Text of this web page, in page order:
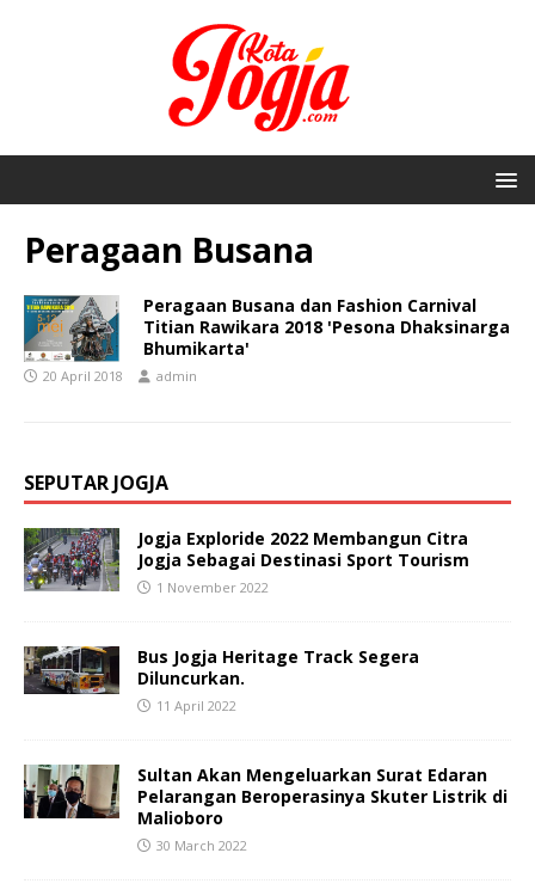
Peragaan Busana
Peragaan Busana dan Fashion Carnival
Titian Rawikara 2018 'Pesona Dhaksinarga
Bhumikarta'
20 April 2018 admin
SEPUTAR JOGJA
Jogja Exploride 2022 Membangun Citra
Jogja Sebagai Destinasi Sport Tourism
1 November 2022
Bus Jogja Heritage Track Segera
Diluncurkan.
11 April 2022
Sultan Akan Mengeluarkan Surat Edaran
Pelarangan Beroperasinya Skuter Listrik di
Malioboro
30 March 2022